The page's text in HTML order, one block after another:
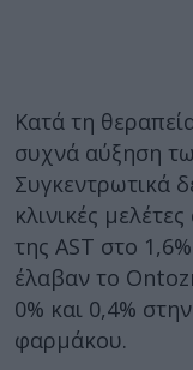
Κατά τη
συχνά αύξηση
Συγκεντρωτικά
κλινικές
της AST στο
έλαβαν το
0% και 0,4%
φαρμάκου.